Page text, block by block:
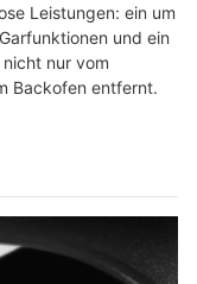
Leistungen: ein um
und ein
nur vom
Backofen entfernt.